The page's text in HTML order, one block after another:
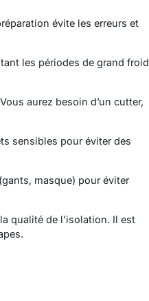
évite les erreurs et
les périodes de grand froid
aurez besoin d’un cutter,
sensibles pour éviter des
masque) pour éviter
qualité de l’isolation. Il est